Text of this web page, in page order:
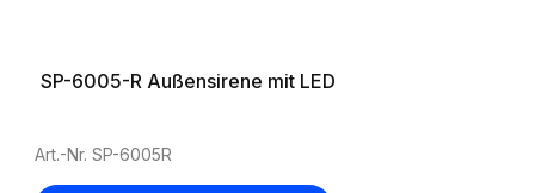
SP-6005-R Außensirene mit LED
Art.-Nr. SP-6005R